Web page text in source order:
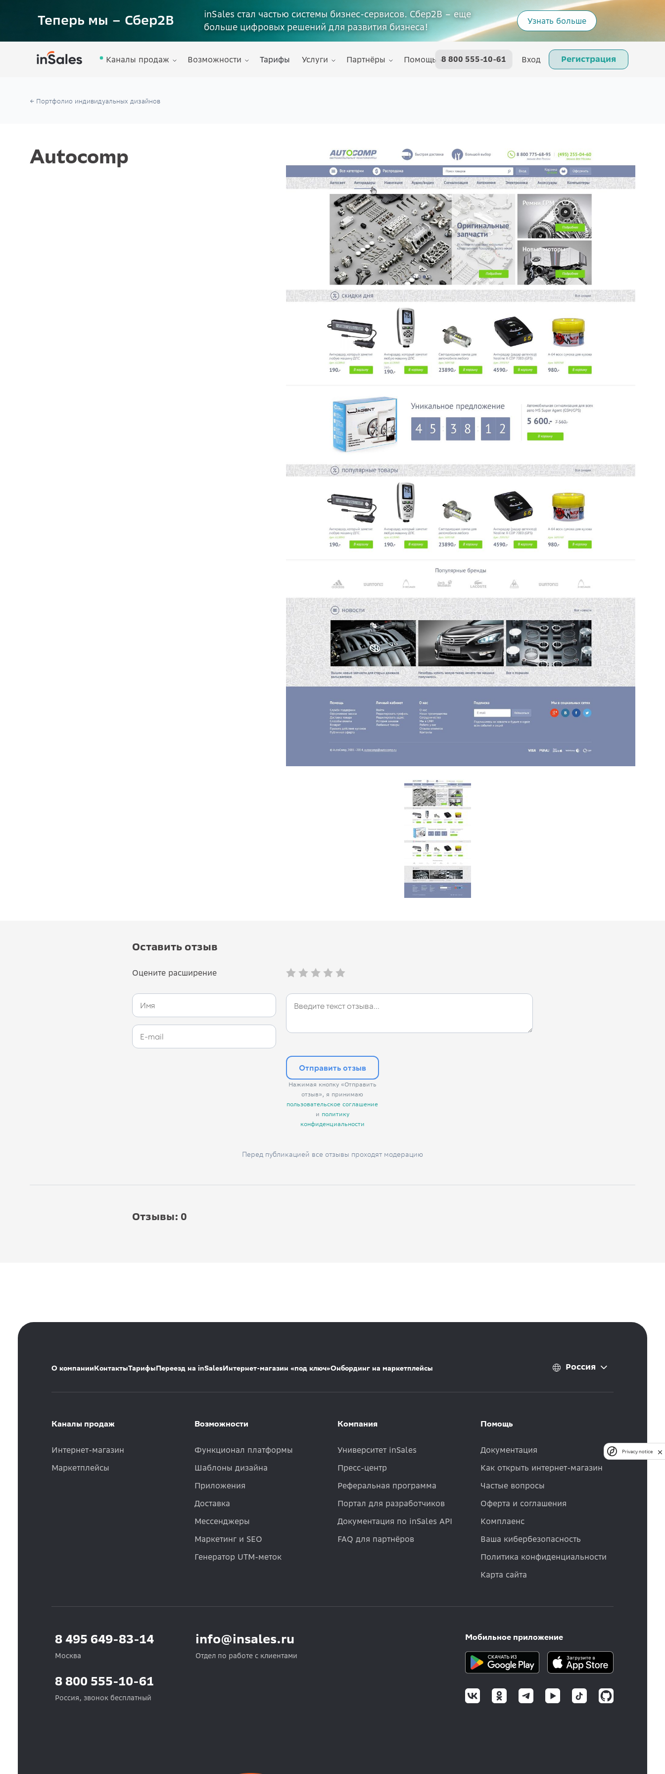
Теперь мы – Сбер2B
inSales стал частью системы бизнес-сервисов. Сбер2В – еще
больше цифровых решений для развития бизнеса!
Узнать больше
Каналы продаж Возможности Тарифы Услуги Партнёры Помощь 8 800 555-10-61 Вход Регистрация
← Портфолио индивидуальных дизайнов
Autocomp
Оставить отзыв
Оцените расширение
Отправить отзыв
Нажимая кнопку «Отправить
отзыв», я принимаю
пользовательское соглашение
и политику
конфиденциальности
Перед публикацией все отзывы проходят модерацию
Отзывы: 0
О компанииКонтактыТарифыПереезд на inSalesИнтернет-магазин «под ключ»Онбординг на маркетплейсы Россия
Каналы продаж
Интернет-магазин
Маркетплейсы
Возможности
Функционал платформы
Шаблоны дизайна
Приложения
Доставка
Мессенджеры
Маркетинг и SEO
Генератор UTM-меток
Компания
Университет inSales
Пресс-центр
Реферальная программа
Портал для разработчиков
Документация по inSales API
FAQ для партнёров
Помощь
Документация
Как открыть интернет-магазин
Частые вопросы
Оферта и соглашения
Комплаенс
Ваша кибербезопасность
Политика конфиденциальности
Карта сайта
8 495 649-83-14
Москва
info@insales.ru
Отдел по работе с клиентами
8 800 555-10-61
Россия, звонок бесплатный
Мобильное приложение
Privacy notice